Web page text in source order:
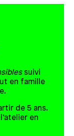
suivi
en famille
de 5 ans.
en